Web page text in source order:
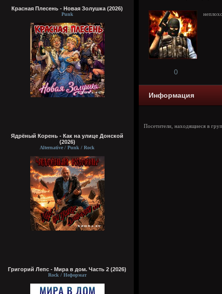
Красная Плесень - Новая Золушка (2026)
Punk
Ядрёный Корень - Как на улице Донской
(2026)
Alternative / Punk / Rock
Григорий Лепс - Мира в дом. Часть 2 (2026)
Rock / Неформат
0
Информация
Посетители, находящиеся в